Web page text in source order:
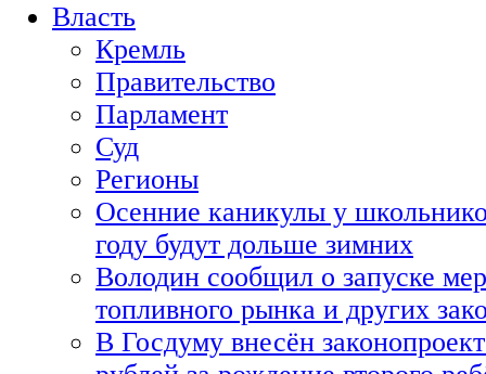
Власть
Кремль
Правительство
Парламент
Суд
Регионы
Осенние каникулы у
году будут дольше зимних
Володин сообщил о запуске
топливного рынка и других
В Госдуму внесён